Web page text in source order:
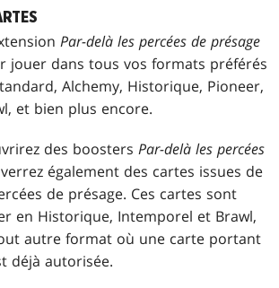
Par-delà les percées de présage
jouer dans tous vos formats préférés
Alchemy, Historique, Pioneer,
et bien plus encore.
des boostersPar-delà les percées
également des cartes issues de
de présage. Ces cartes sont
en Historique, Intemporel et Brawl,
autre format où une carte portant
déjà autorisée.